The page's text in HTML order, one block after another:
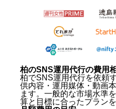
柏のSNS運用代行の費用
柏でSNS運用代行を依頼
供内容・運用媒体・動画
ます。一般的な市場水準
算と目標に合ったプラン
SNS運用代行に依頼する前
目標とKPIを明確にする
ターゲット顧客像を整理
自社で用意できる素材を
行の実力
累計1,500本以上の動画
26アカウントの同時運用